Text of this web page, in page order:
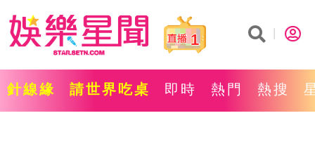
1
針線緣 請世界吃桌 即時 熱門 熱搜